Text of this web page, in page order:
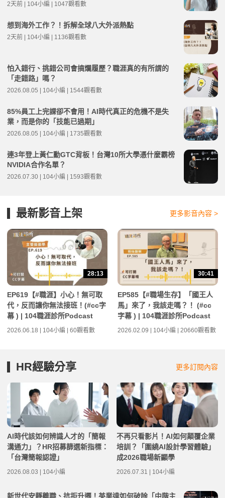
2天前 | 104小編 | 1047觀看數
想到海外工作？！拆解全球八大外派熱點
2天前 | 104小編 | 1136觀看數
怕入錯行、挑錯公司會搞爛履歷？職涯真的有所謂的
「走錯路」嗎？
2026.08.05 | 104小編 | 1544觀看數
85%員工上完課卻不會用！AI時代真正的危機不是失
業，而是你的「技能已過期」
2026.08.05 | 104小編 | 1735觀看數
連3年登上黃仁勳GTC背板！台灣10所大學憑什麼霸榜
NVIDIA合作名單？
2026.07.30 | 104小編 | 1593觀看數
最新影音上架 更多影音內容 >
28:13
EP619【#職涯】小心！無可取
代，反而讓你無法接班！(#cc字
幕 ) | 104職涯診所Podcast
2026.06.18 | 104小編 | 60觀看數
30:41
EP585【#職場生存】「國王人
馬」來了，我該走嗎？！ (#cc
字幕 ) | 104職涯診所Podcast
2026.02.09 | 104小編 | 20660觀看數
HR經驗分享 更多訂閱內容
AI時代該如何辨識人才的「簡報
溝通力」？HR招募篩選新指標：
「台灣簡報認證」
2026.08.03 | 104小編
不再只看影片！AI如何顛覆企業
培訓？「圍繞AI設計學習體驗」
成2026職場新顯學
2026.07.31 | 104小編
新世代安靜離職、抗拒升遷！英業達如何破除「中階主